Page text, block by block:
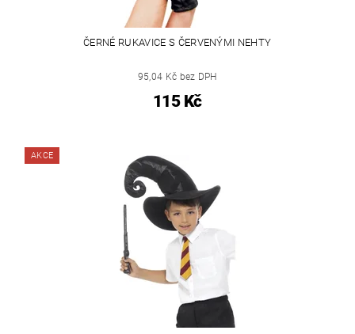
ČERNÉ RUKAVICE S ČERVENÝMI NEHTY
95,04 Kč bez DPH
115 Kč
AKCE